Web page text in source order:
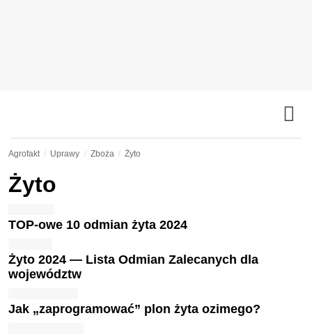
Agrofakt Uprawy Zboża Żyto
Żyto
TOP-owe 10 odmian żyta 2024
Żyto 2024 — Lista Odmian Zalecanych dla
województw
Jak „zaprogramować” plon żyta ozimego?